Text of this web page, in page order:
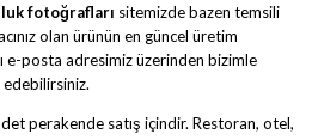
fotoğrafları sitemizde bazen temsili
olan ürünün en güncel üretim
e-posta adresimiz üzerinden bizimle
perakende satış içindir. Restoran, otel,